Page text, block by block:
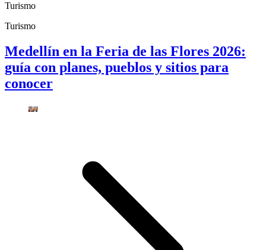
Turismo
Turismo
Medellín en la Feria de las Flores 2026:
guía con planes, pueblos y sitios para
conocer